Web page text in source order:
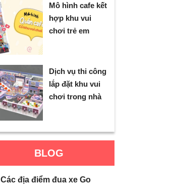
Mô hình cafe kết
hợp khu vui
chơi trẻ em
Dịch vụ thi công
lắp đặt khu vui
chơi trong nhà
BLOG
Các địa điểm đua xe Go